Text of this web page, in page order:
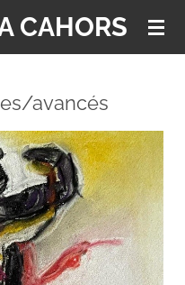
CAHORS
avancés